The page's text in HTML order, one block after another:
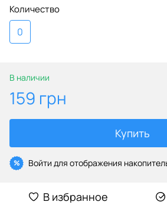
Количество
0
В наличии
159 грн
Купить
% Войти для отображения
В избранное